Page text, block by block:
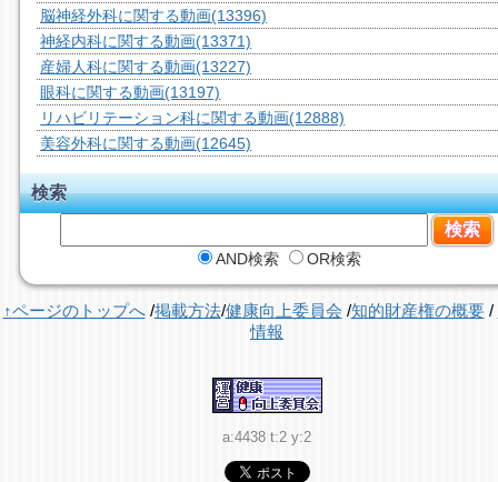
脳神経外科に関する動画(13396)
神経内科に関する動画(13371)
産婦人科に関する動画(13227)
眼科に関する動画(13197)
リハビリテーション科に関する動画(12888)
美容外科に関する動画(12645)
検索
AND検索 OR検索
↑ページのトップへ/掲載方法/健康向上委員会 /知的財産権の概要/
情報
a:4438 t:2 y:2